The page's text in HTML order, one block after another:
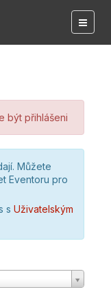
být přihlášeni
Můžete
Eventoru pro
s Uživatelským